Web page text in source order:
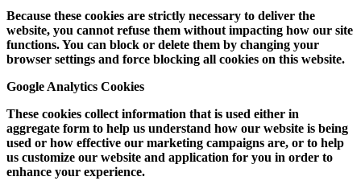
Because these cookies are strictly necessary to deliver the
website, you cannot refuse them without impacting how our site
functions. You can block or delete them by changing your
browser settings and force blocking all cookies on this website.
Google Analytics Cookies
These cookies collect information that is used either in
aggregate form to help us understand how our website is being
used or how effective our marketing campaigns are, or to help
us customize our website and application for you in order to
enhance your experience.